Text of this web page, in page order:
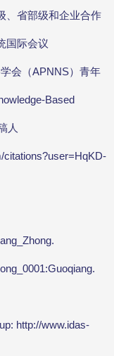
、省部级和企业合作
国际会议
会（APNNS）青年
Based
人
citations?user=HqKD-
http://www.idas-